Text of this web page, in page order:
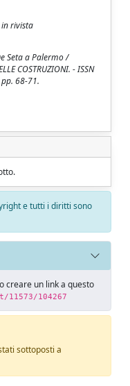
in rivista
Seta a Palermo /
COSTRUZIONI. - ISSN
68-71.
e tutti i diritti sono
creare un link a questo
104267
sottoposti a